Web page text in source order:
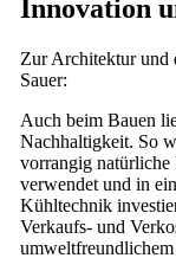
Innovation
Zur Architektur und
Sauer:
Auch beim Bauen
Nachhaltigkeit. So
vorrangig
verwendet und in
Kühltechnik
Verkaufs- und